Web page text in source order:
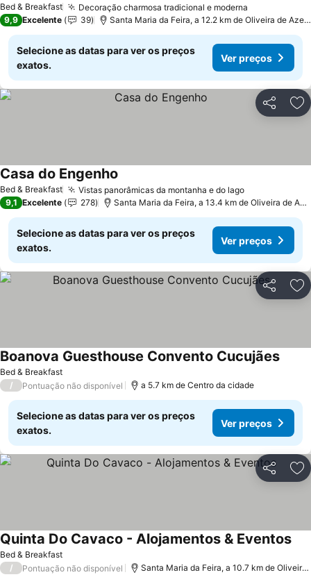
Bed & Breakfast Decoração charmosa tradicional e moderna
9,9 Excelente 39 Santa Maria da Feira, a 12.2 km de Oliveira de Azeméis
Selecione as datas para ver os preços
exatos.
Ver preços
Partilhar
Bed & Breakfast Vistas panorâmicas da montanha e do lago
Casa do Engenho
9,1 Excelente 278 Santa Maria da Feira, a 13.4 km de Oliveira de Azeméis
Selecione as datas para ver os preços
exatos.
Ver preços
Partilhar
Bed & Breakfast
Boanova Guesthouse Convento Cucujães
/ Pontuação não disponível a 5.7 km de Centro da cidade
Selecione as datas para ver os preços
exatos.
Ver preços
Partilhar
Bed & Breakfast
Quinta Do Cavaco - Alojamentos & Eventos
/ Pontuação não disponível Santa Maria da Feira, a 10.7 km de Oliveira de Azeméis